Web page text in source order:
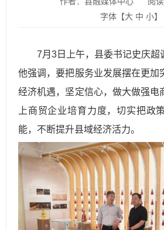
字体【大 中 小】
7月3日上午，县委书记史庆超
他强调，要把服务业发展摆在更加
经济机遇，坚定信心，做大做强电
上商贸企业培育力度，切实把政
能，不断提升县域经济活力。